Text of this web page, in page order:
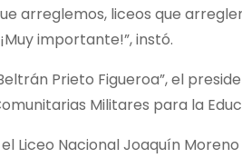
arreglemos, liceos que
importante!”, instó.
Prieto Figueroa”, el
Militares para la
Liceo Nacional Joaquín Moreno